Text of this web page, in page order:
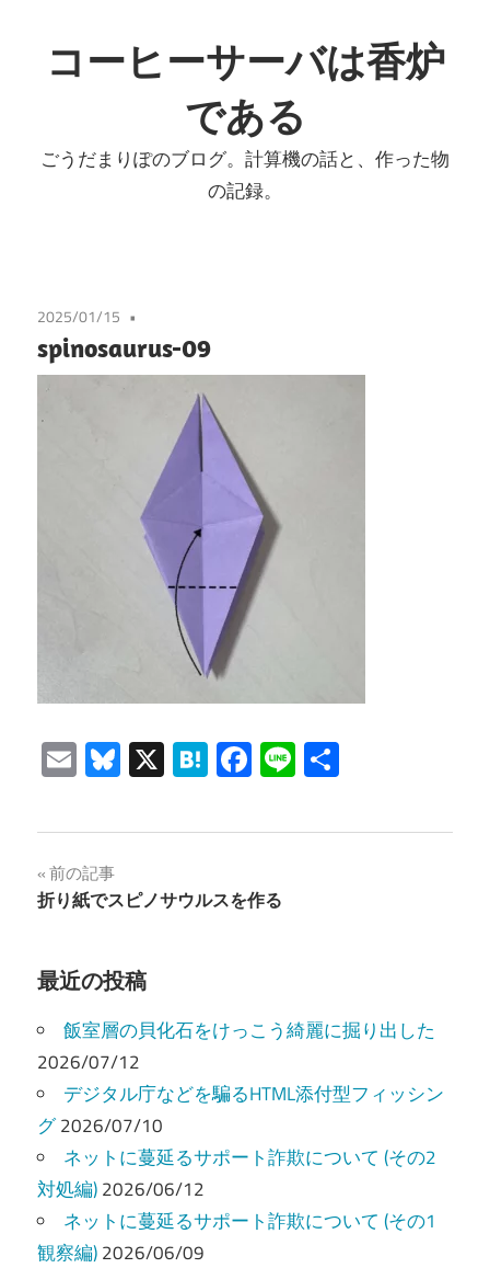
ン
テ
へ
コーヒーサーバは香炉
である
ごうだまりぽのブログ。計算機の話と、作った物
の記録。
2025/01/15
spinosaurus-09
EmailBluesky
X Hatena
Facebook
Line
投
稿
ナ
ビ
ゲ
ー
シ
ョ
ン
前の記事
折り紙でスピノサウルスを作る
最近の投稿
飯室層の貝化石をけっこう綺麗に掘り出した
2026/07/12
デジタル庁などを騙るHTML添付型フィッシン
グ2026/07/10
ネットに蔓延るサポート詐欺について (その2
対処編)2026/06/12
ネットに蔓延るサポート詐欺について (その1
観察編)2026/06/09